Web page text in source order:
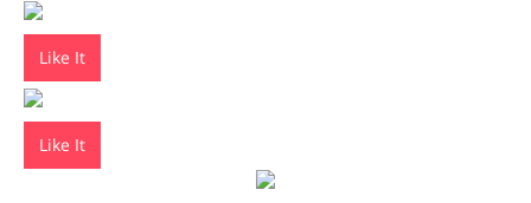
Like It
Like It